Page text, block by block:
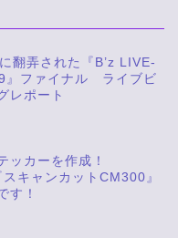
翻弄された『B’z LIVE-
』ファイナル ライブビ
レポート
ッカーを作成！
キャンカットCM300』
す！